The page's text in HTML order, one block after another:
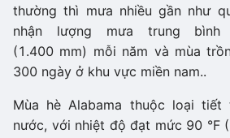
thường thì mưa nhiều gần như
nhận lượng mưa trung
(1.400 mm) mỗi năm và mùa
300 ngày ở khu vực miền nam..
Mùa hè Alabama thuộc loại
nước, với nhiệt độ đạt mức 90 °F